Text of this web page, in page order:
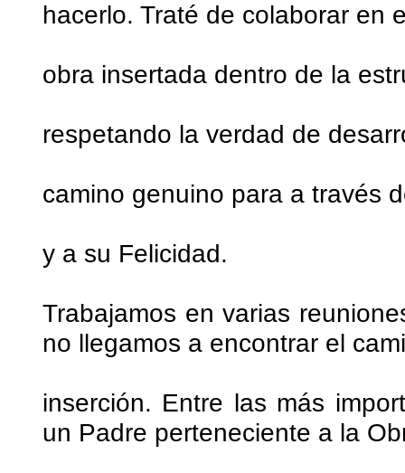
hacerlo. Traté de colaborar en
obra insertada dentro de la
respetando la verdad de
camino genuino para a través
y a su Felicidad.
Trabajamos en varias
no llegamos a encontrar el
inserción. Entre las más
un Padre perteneciente a la